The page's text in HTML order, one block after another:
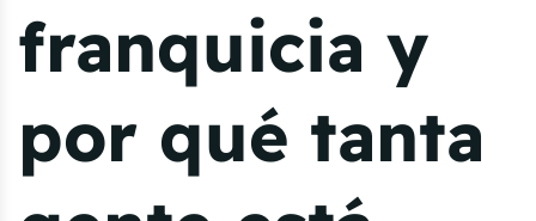
franquicia y
por qué tanta